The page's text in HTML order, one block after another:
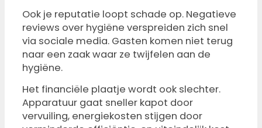
Ook je reputatie loopt schade op. Negatieve
reviews over hygiëne verspreiden zich snel
via sociale media. Gasten komen niet terug
naar een zaak waar ze twijfelen aan de
hygiëne.
Het financiële plaatje wordt ook slechter.
Apparatuur gaat sneller kapot door
vervuiling, energiekosten stijgen door